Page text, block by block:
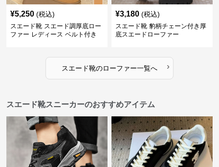
¥5,250 (税込)
スエード靴 スエード調厚底ロー
ファー レディース ベルト付き
¥3,180 (税込)
スエード靴 豹柄チェーン付き厚
底スエードローファー
スエード靴のローファー一覧へ ›
スエード靴スニーカーのおすすめアイテム